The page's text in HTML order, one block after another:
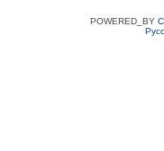
POWERED_BY